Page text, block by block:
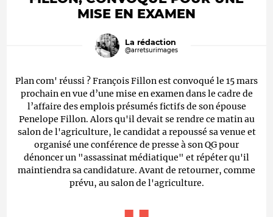
MISE EN EXAMEN
La rédaction
@arretsurimages
Plan com' réussi ? François Fillon est convoqué le 15 mars
prochain en vue d’une mise en examen dans le cadre de
l’affaire des emplois présumés fictifs de son épouse
Penelope Fillon. Alors qu'il devait se rendre ce matin au
salon de l'agriculture, le candidat a repoussé sa venue et
organisé une conférence de presse à son QG pour
dénoncer un "assassinat médiatique" et répéter qu'il
maintiendra sa candidature. Avant de retourner, comme
prévu, au salon de l'agriculture.